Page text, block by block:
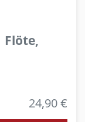
24,90 €